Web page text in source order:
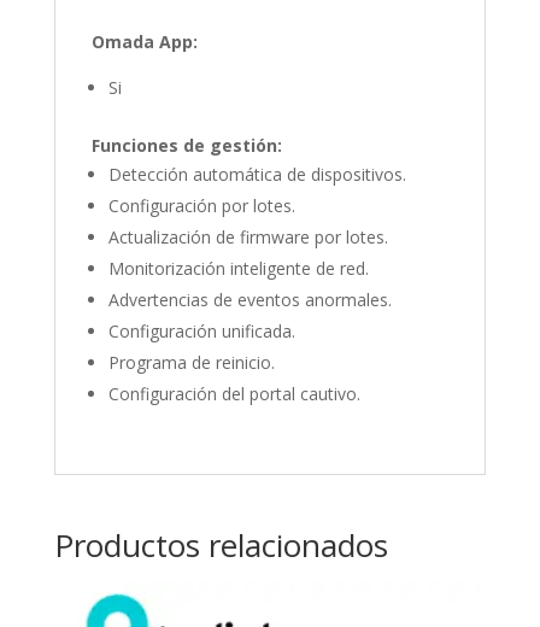
Omada App:
Si
Funciones de gestión:
Detección automática de dispositivos.
Configuración por lotes.
Actualización de firmware por lotes.
Monitorización inteligente de red.
Advertencias de eventos anormales.
Configuración unificada.
Programa de reinicio.
Configuración del portal cautivo.
Productos relacionados